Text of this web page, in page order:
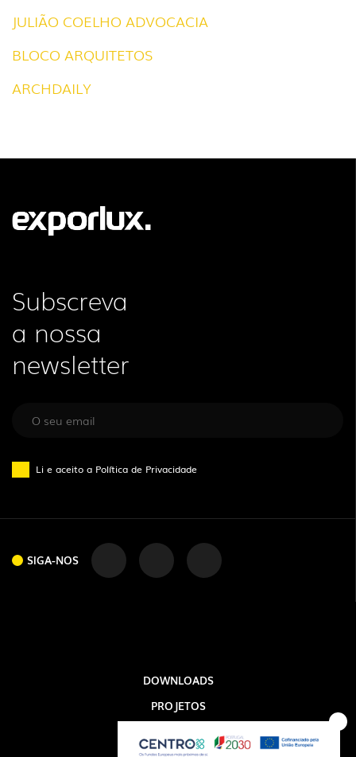
JULIÃO COELHO ADVOCACIA
BLOCO ARQUITETOS
ARCHDAILY
Subscreva
a nossa
newsletter
Li e aceito a Política de Privacidade
SIGA-NOS
DOWNLOADS
PROJETOS